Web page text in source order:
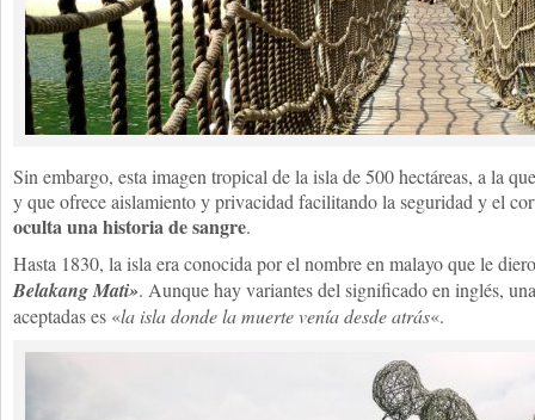
Sin embargo, esta imagen tropical de la isla de 500 hectáreas, a la
y que ofrece aislamiento y privacidad facilitando la seguridad y el
oculta una historia de sangre.
Hasta 1830, la isla era conocida por el nombre en malayo que le
Belakang Mati». Aunque hay variantes del significado en inglés,
aceptadas es «la isla donde la muerte venía desde atrás«.